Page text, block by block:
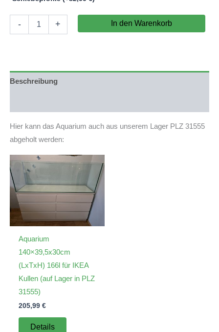
-
140x39,5x30cm
Lager)
+ In den Warenkorb
Beschreibung
Hier kann das Aquarium auch aus unserem Lager PLZ 31555
abgeholt werden:
Aquarium
140×39,5x30cm
(LxTxH) 166l für IKEA
Kullen (auf Lager in PLZ
31555)
205,99 €
Details